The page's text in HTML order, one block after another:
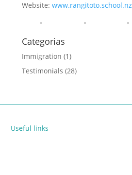
Website: www.rangitoto.school.nz
Categorias
Immigration (1)
Testimonials (28)
Useful links